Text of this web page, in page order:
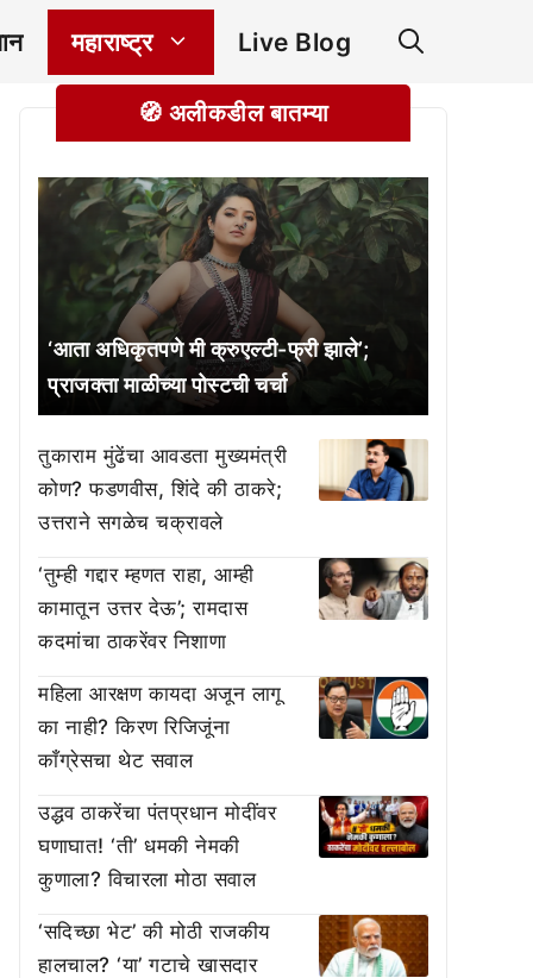
महाराष्ट्र Live Blog
🧭 अलीकडील बातम्या
‘आता अधिकृतपणे मी क्रुएल्टी-फ्री झाले’;
प्राजक्ता माळीच्या पोस्टची चर्चा
तुकाराम मुंढेंचा आवडता मुख्यमंत्री
कोण? फडणवीस, शिंदे की ठाकरे;
उत्तराने सगळेच चक्रावले
‘तुम्ही गद्दार म्हणत राहा, आम्ही
कामातून उत्तर देऊ’; रामदास
कदमांचा ठाकरेंवर निशाणा
महिला आरक्षण कायदा अजून लागू
का नाही? किरण रिजिजूंना
काँग्रेसचा थेट सवाल
उद्धव ठाकरेंचा पंतप्रधान मोदींवर
घणाघात! ‘ती’ धमकी नेमकी
कुणाला? विचारला मोठा सवाल
‘सदिच्छा भेट’ की मोठी राजकीय
हालचाल? ‘या’ गटाचे खासदार